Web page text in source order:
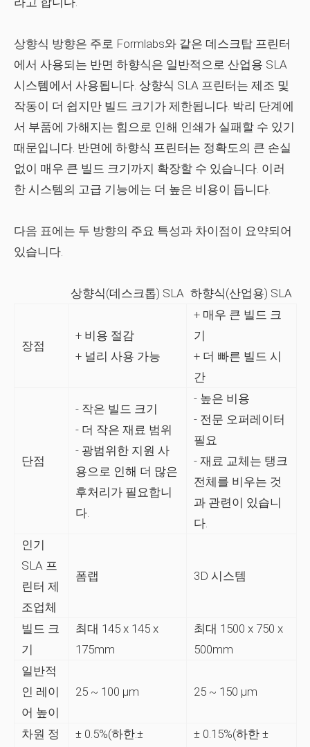
상향식 방향은 주로 Formlabs와 같은 데스크탑 프린터
에서 사용되는 반면 하향식은 일반적으로 산업용 SLA
시스템에서 사용됩니다. 상향식 SLA 프린터는 제조 및
작동이 더 쉽지만 빌드 크기가 제한됩니다. 박리 단계에
서 부품에 가해지는 힘으로 인해 인쇄가 실패할 수 있기
때문입니다. 반면에 하향식 프린터는 정확도의 큰 손실
없이 매우 큰 빌드 크기까지 확장할 수 있습니다. 이러
한 시스템의 고급 기능에는 더 높은 비용이 듭니다.
다음 표에는 두 방향의 주요 특성과 차이점이 요약되어
있습니다.
상향식(데스크톱) SLA 하향식(산업용) SLA
장점
+ 비용 절감
+ 널리 사용 가능
+ 매우 큰 빌드 크
기
+ 더 빠른 빌드 시
간
단점
- 작은 빌드 크기
- 더 작은 재료 범위
- 광범위한 지원 사
용으로 인해 더 많은
후처리가 필요합니
다.
- 높은 비용
- 전문 오퍼레이터
필요
- 재료 교체는 탱크
전체를 비우는 것
과 관련이 있습니
다.
인기
SLA 프
린터 제
조업체
폼랩 3D 시스템
빌드 크
기
최대 145 x 145 x
175mm
최대 1500 x 750 x
500mm
일반적
인 레이
어 높이
25 ~ 100 µm 25 ~ 150 µm
차원 정
± 0.5%(하한:±
± 0.15%(하한 ±